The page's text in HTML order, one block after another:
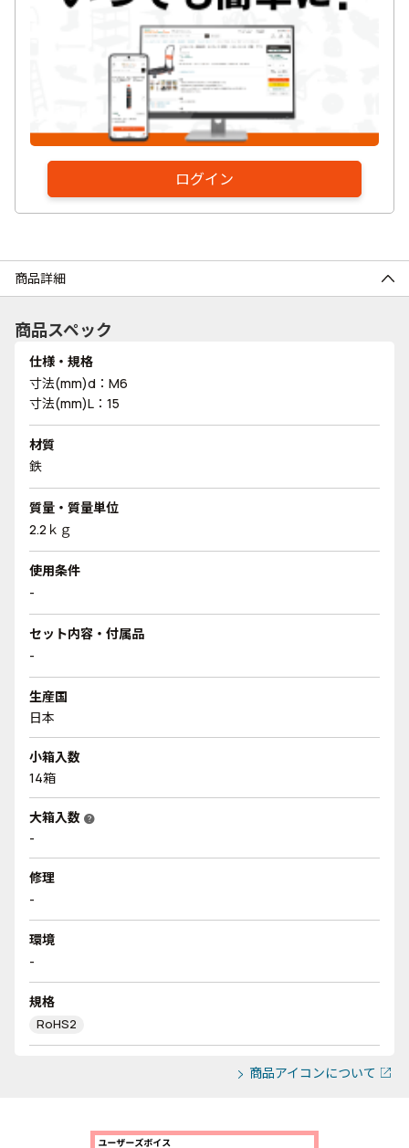
ログイン
商品詳細
商品スペック
仕様・規格
寸法(mm)d：M6
寸法(mm)L：15
材質
鉄
質量・質量単位
2.2ｋｇ
使用条件
-
セット内容・付属品
-
生産国
日本
小箱入数
14箱
大箱入数 help
-
修理
-
環境
-
規格
RoHS2
商品アイコンについて